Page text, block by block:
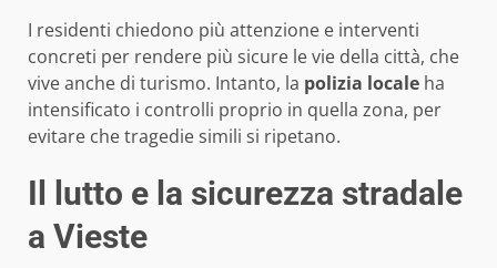
I residenti chiedono più attenzione e interventi
concreti per rendere più sicure le vie della città, che
vive anche di turismo. Intanto, la polizia locale ha
intensificato i controlli proprio in quella zona, per
evitare che tragedie simili si ripetano.
Il lutto e la sicurezza stradale
a Vieste